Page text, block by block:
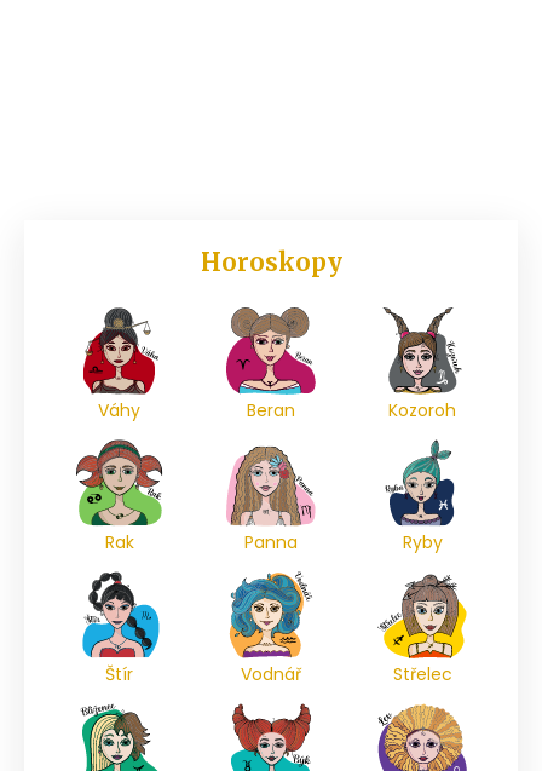
Horoskopy
Váhy Beran Kozoroh
Rak Panna Ryby
Štír Vodnář Střelec